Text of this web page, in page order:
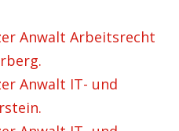
Anwalt Arbeitsrecht
Anwalt IT- und